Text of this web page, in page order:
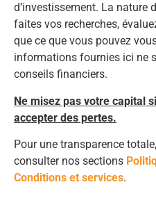
d’investissement. La nature
faites vos recherches,
que ce que vous pouvez
informations fournies ici ne
conseils financiers.
Ne misez pas votre capital
accepter des pertes.
Pour une transparence
consulter nos sections
Conditions et services.